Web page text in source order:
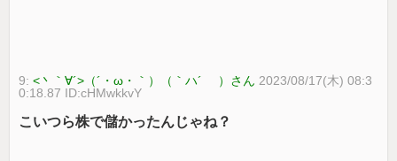
9:<丶｀∀´>（´・ω・｀）（｀ハ´ ）さん 2023/08/17(木) 08:3
0:18.87 ID:cHMwkkvY
こいつら株で儲かったんじゃね？